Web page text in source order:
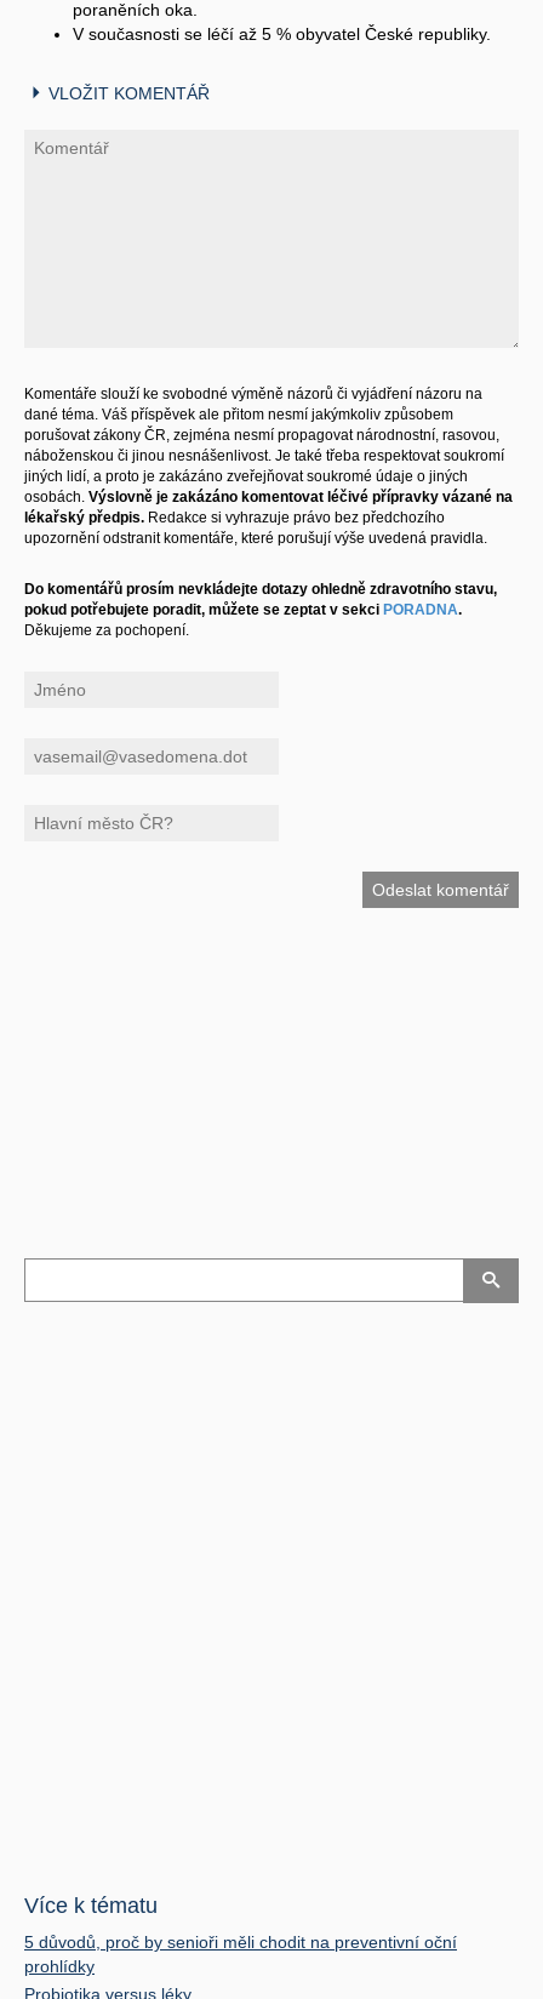
poraněních oka.
V současnosti se léčí až 5 % obyvatel České republiky.
VLOŽIT KOMENTÁŘ
Komentáře slouží ke svobodné výměně názorů či vyjádření názoru na
dané téma. Váš příspěvek ale přitom nesmí jakýmkoliv způsobem
porušovat zákony ČR, zejména nesmí propagovat národnostní, rasovou,
náboženskou či jinou nesnášenlivost. Je také třeba respektovat soukromí
jiných lidí, a proto je zakázáno zveřejňovat soukromé údaje o jiných
osobách. Výslovně je zakázáno komentovat léčivé přípravky vázané na
lékařský předpis. Redakce si vyhrazuje právo bez předchozího
upozornění odstranit komentáře, které porušují výše uvedená pravidla.
Do komentářů prosím nevkládejte dotazy ohledně zdravotního stavu,
pokud potřebujete poradit, můžete se zeptat v sekci PORADNA.
Děkujeme za pochopení.
Více k tématu
5 důvodů, proč by senioři měli chodit na preventivní oční
prohlídky
Probiotika versus léky